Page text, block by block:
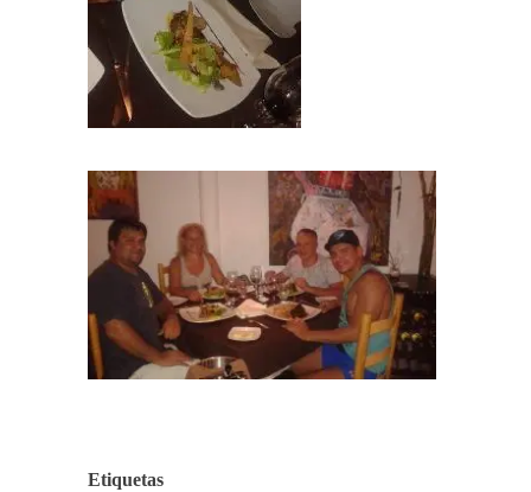
Etiquetas